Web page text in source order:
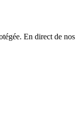
En direct de nos